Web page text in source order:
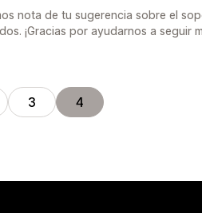
nota de tu sugerencia sobre el
¡Gracias por ayudarnos a seguir
3 4